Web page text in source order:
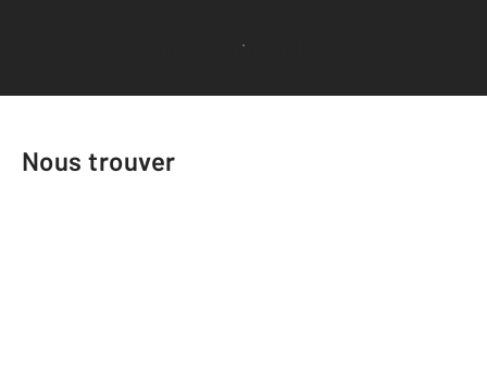
Voir tous les avis clients
Nous trouver